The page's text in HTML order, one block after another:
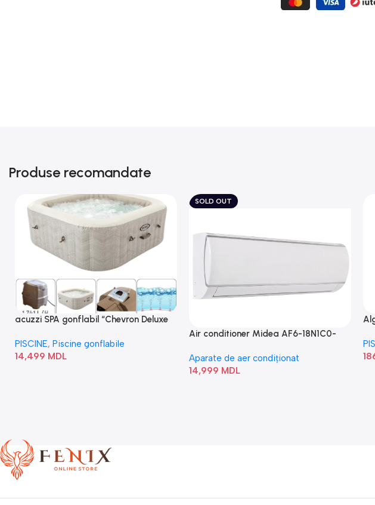
Produse recomandate
acuzzi SPA gonflabil “Chevron Deluxe
PISCINE, Piscine gonflabile
14,499 MDL
SOLD OUT
Air conditioner Midea AF6-18N1C0-
Aparate de aer condiționat
14,999 MDL